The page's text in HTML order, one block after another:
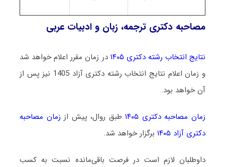
مصاحبه دکتری ترجمه، زبان و ادبیات عربی
نتایج انتخاب رشته دکتری ۱۴۰۵
در زمان مقرر اعلام خواهد شد
و زمان اعلام نتایج انتخاب رشته دکتری آزاد 1405 نیز پس از
آن خواهد بود.
زمان مصاحبه دکتری ۱۴۰۵ طبق روال، پیش از زمان مصاحبه
دکتری آزاد ۱۴۰۵
برگزار خواهد شد.
داوطلبان لازم است در فرصت باقی‌مانده نسبت به کسب